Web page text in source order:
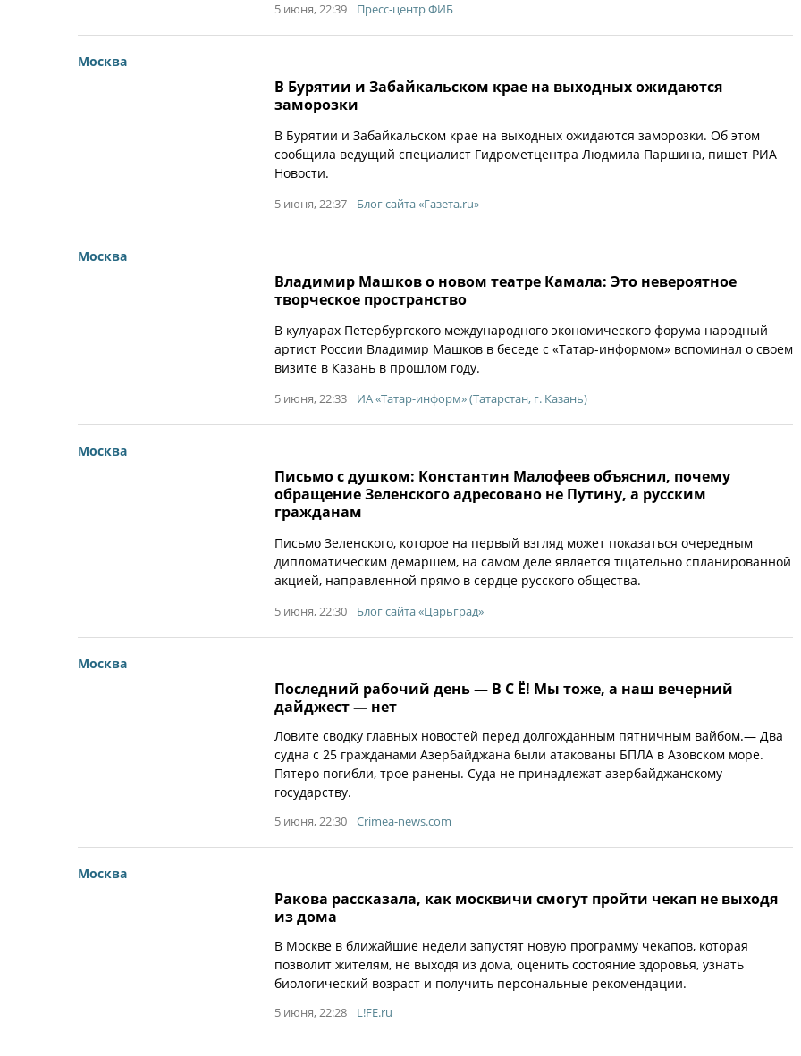
5 июня, 22:39 Пресс-центр ФИБ
Москва
В Бурятии и Забайкальском крае на выходных ожидаются
заморозки
В Бурятии и Забайкальском крае на выходных ожидаются заморозки. Об этом
сообщила ведущий специалист Гидрометцентра Людмила Паршина, пишет РИА
Новости.
5 июня, 22:37 Блог сайта «Газета.ru»
Москва
Владимир Машков о новом театре Камала: Это невероятное
творческое пространство
В кулуарах Петербургского международного экономического форума народный
артист России Владимир Машков в беседе с «Татар-информом» вспоминал о своем
визите в Казань в прошлом году.
5 июня, 22:33 ИА «Татар-информ» (Татарстан, г. Казань)
Москва
Письмо с душком: Константин Малофеев объяснил, почему
обращение Зеленского адресовано не Путину, а русским
гражданам
Письмо Зеленского, которое на первый взгляд может показаться очередным
дипломатическим демаршем, на самом деле является тщательно спланированной
акцией, направленной прямо в сердце русского общества.
5 июня, 22:30 Блог сайта «Царьград»
Москва
Последний рабочий день — В С Ё! Мы тоже, а наш вечерний
дайджест — нет
Ловите сводку главных новостей перед долгожданным пятничным вайбом.— Два
судна с 25 гражданами Азербайджана были атакованы БПЛА в Азовском море.
Пятеро погибли, трое ранены. Суда не принадлежат азербайджанскому
государству.
5 июня, 22:30 Crimea-news.com
Москва
Ракова рассказала, как москвичи смогут пройти чекап не выходя
из дома
В Москве в ближайшие недели запустят новую программу чекапов, которая
позволит жителям, не выходя из дома, оценить состояние здоровья, узнать
биологический возраст и получить персональные рекомендации.
5 июня, 22:28 L!FE.ru